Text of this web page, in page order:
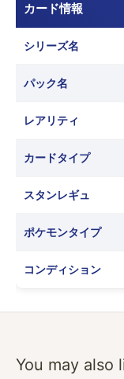
カード情報
シリーズ名
パック名
レアリティ
カードタイプ
スタンレギュ
ポケモンタイプ
コンディション
You may also